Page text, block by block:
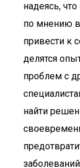
надеясь,
по мнению
привести к
делятся
проблем с
найти